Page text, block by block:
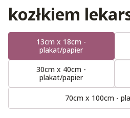
kozłkiem
13cm x 18cm -
plakat/papier
30cm x 40cm -
plakat/papier
70cm x 100cm -